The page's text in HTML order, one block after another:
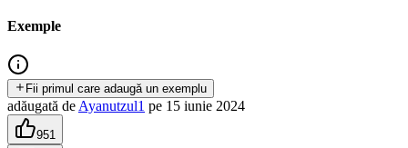
Exemple
Fii primul care adaugă un exemplu
adăugată de Ayanutzul1 pe 15 iunie 2024
951